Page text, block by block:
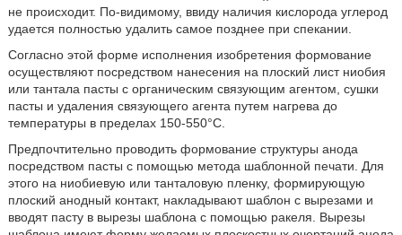
не происходит. По-видимому, ввиду наличия кислорода углерод
удается полностью удалить самое позднее при спекании.
Согласно этой форме исполнения изобретения формование
осуществляют посредством нанесения на плоский лист ниобия
или тантала пасты с органическим связующим агентом, сушки
пасты и удаления связующего агента путем нагрева до
температуры в пределах 150-550°С.
Предпочтительно проводить формование структуры анода
посредством пасты с помощью метода шаблонной печати. Для
этого на ниобиевую или танталовую пленку, формирующую
плоский анодный контакт, накладывают шаблон с вырезами и
вводят пасту в вырезы шаблона с помощью ракеля. Вырезы